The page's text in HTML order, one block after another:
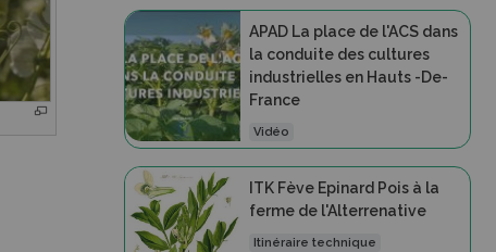
APAD La place de l'ACS dans
la conduite des cultures
industrielles en Hauts -De-
France
Vidéo
ITK Fève Epinard Pois à la
ferme de l'Alterrenative
Itinéraire technique